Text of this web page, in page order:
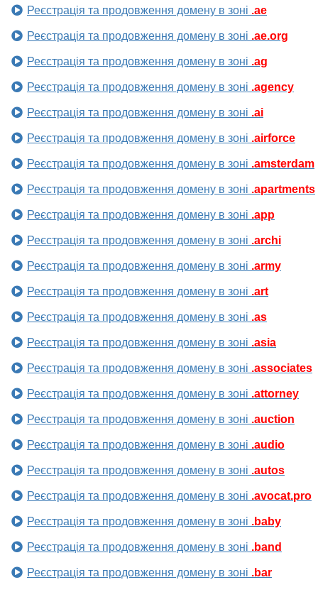
Реєстрація та продовження домену в зоні .ae
Реєстрація та продовження домену в зоні .ae.org
Реєстрація та продовження домену в зоні .ag
Реєстрація та продовження домену в зоні .agency
Реєстрація та продовження домену в зоні .ai
Реєстрація та продовження домену в зоні .airforce
Реєстрація та продовження домену в зоні .amsterdam
Реєстрація та продовження домену в зоні .apartments
Реєстрація та продовження домену в зоні .app
Реєстрація та продовження домену в зоні .archi
Реєстрація та продовження домену в зоні .army
Реєстрація та продовження домену в зоні .art
Реєстрація та продовження домену в зоні .as
Реєстрація та продовження домену в зоні .asia
Реєстрація та продовження домену в зоні .associates
Реєстрація та продовження домену в зоні .attorney
Реєстрація та продовження домену в зоні .auction
Реєстрація та продовження домену в зоні .audio
Реєстрація та продовження домену в зоні .autos
Реєстрація та продовження домену в зоні .avocat.pro
Реєстрація та продовження домену в зоні .baby
Реєстрація та продовження домену в зоні .band
Реєстрація та продовження домену в зоні .bar